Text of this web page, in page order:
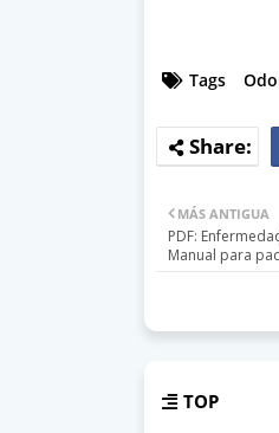
Tags
MÁS ANTIGUA
PDF:
Manual para
TOP